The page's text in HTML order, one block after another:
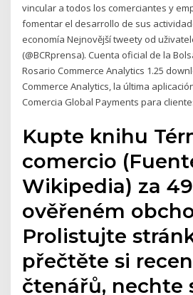
vincular a todos los comerciantes y
fomentar el desarrollo de sus
economía Nejnovější tweety od
(@BCRprensa). Cuenta oficial de la
Rosario Commerce Analytics 1.25
Commerce Analytics, la última
Comercia Global Payments para
Kupte knihu
comercio
Wikipedia) za
ověřeném
Prolistujte
přečtěte si
čtenářů, nechte